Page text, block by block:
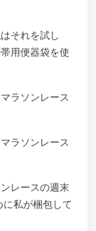
それを試し
用便器袋を使
ラソンレース
ラソンレース
レースの週末
私が梱包して